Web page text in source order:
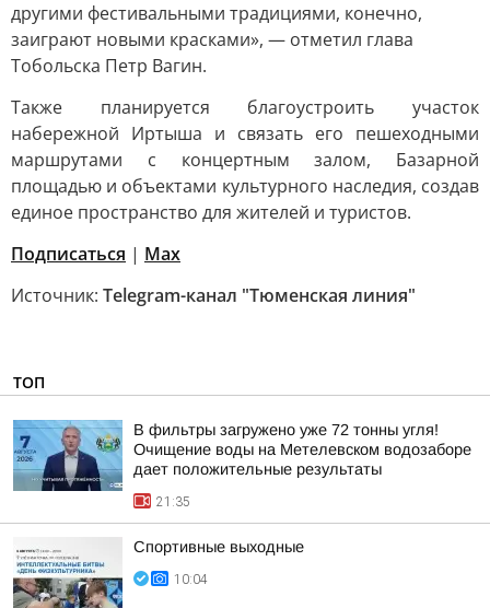
другими фестивальными традициями, конечно,
заиграют новыми красками», — отметил глава
Тобольска Петр Вагин.
Также планируется благоустроить участок
набережной Иртыша и связать его пешеходными
маршрутами с концертным залом, Базарной
площадью и объектами культурного наследия, создав
единое пространство для жителей и туристов.
Подписаться | Мах
Источник: Telegram-канал "Тюменская линия"
ТОП
В фильтры загружено уже 72 тонны угля!
Очищение воды на Метелевском водозаборе
дает положительные результаты
21:35
Спортивные выходные
10:04